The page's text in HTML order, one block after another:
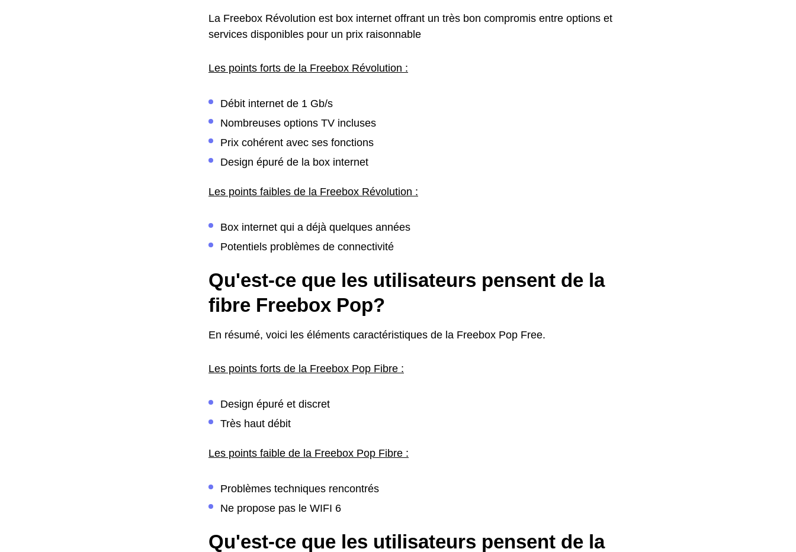
La Freebox Révolution est box internet offrant un très bon compromis entre options et
services disponibles pour un prix raisonnable
Les points forts de la Freebox Révolution :
Débit internet de 1 Gb/s
Nombreuses options TV incluses
Prix cohérent avec ses fonctions
Design épuré de la box internet
Les points faibles de la Freebox Révolution :
Box internet qui a déjà quelques années
Potentiels problèmes de connectivité
Qu'est-ce que les utilisateurs pensent de la
fibre Freebox Pop?
En résumé, voici les éléments caractéristiques de la Freebox Pop Free.
Les points forts de la Freebox Pop Fibre :
Design épuré et discret
Très haut débit
Les points faible de la Freebox Pop Fibre :
Problèmes techniques rencontrés
Ne propose pas le WIFI 6
Qu'est-ce que les utilisateurs pensent de la